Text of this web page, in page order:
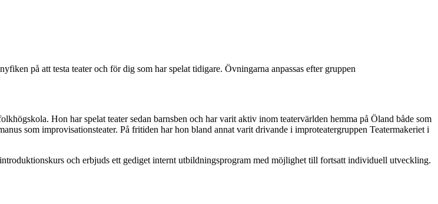
på att testa teater och för dig som har spelat tidigare. Övningarna anpassas efter gruppen
Hon har spelat teater sedan barnsben och har varit aktiv inom teatervärlden hemma på Öland både som
som improvisationsteater. På fritiden har hon bland annat varit drivande i improteatergruppen Teatermakeriet i
och erbjuds ett gediget internt utbildningsprogram med möjlighet till fortsatt individuell utveckling.